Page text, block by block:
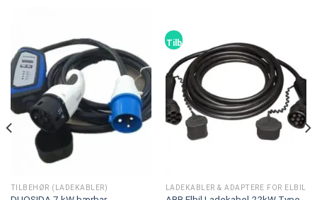
TILBEHØR (LADEKABLER)
Tilbud!
LADEKABLER & ADAPTERE FOR ELBIL